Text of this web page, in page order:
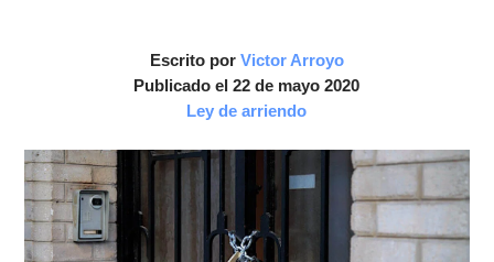
Escrito por Victor Arroyo
Publicado el 22 de mayo 2020
Ley de arriendo